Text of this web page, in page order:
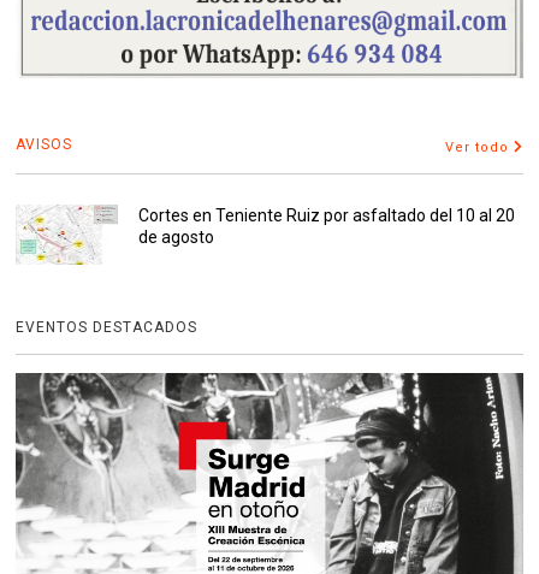
AVISOS Ver todo
Cortes en Teniente Ruiz por asfaltado del 10 al 20
de agosto
EVENTOS DESTACADOS